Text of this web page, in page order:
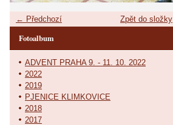
← Předchozí Zpět do složky
Fotoalbum
ADVENT PRAHA 9. - 11. 10. 2022
2022
2019
PJENICE KLIMKOVICE
2018
2017